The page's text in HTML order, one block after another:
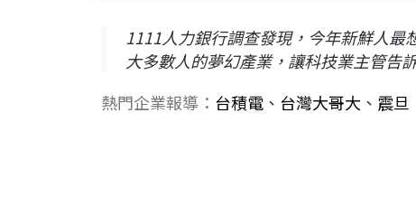
1111人力銀行調查發現，今年新鮮人
大多數人的夢幻產業，讓科技業主管告
熱門企業報導： 台積電 、 台灣大哥大 、 震旦